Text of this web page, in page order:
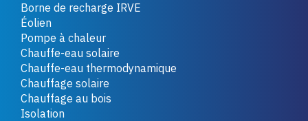
Borne de recharge IRVE
Éolien
Pompe à chaleur
Chauffe-eau solaire
Chauffe-eau thermodynamique
Chauffage solaire
Chauffage au bois
Isolation